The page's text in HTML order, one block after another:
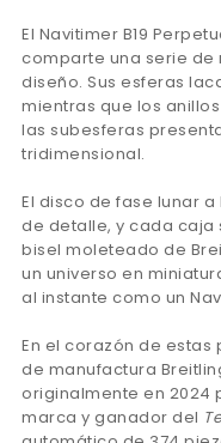
El Navitimer B19
comparte una serie de
diseño. Sus esferas
mientras que los
las subesferas
tridimensional.
El disco de fase lunar
de detalle, y cada
bisel moleteado de
un universo en
al instante como un
En el corazón de estas
de manufactura
originalmente en 2024
marca y ganador del